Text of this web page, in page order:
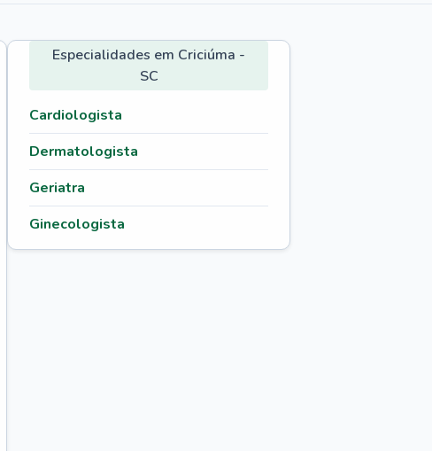
Especialidades em Criciúma -
SC
Cardiologista
Dermatologista
Geriatra
Ginecologista